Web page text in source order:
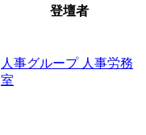
登壇者
人事グループ 人事労務
室